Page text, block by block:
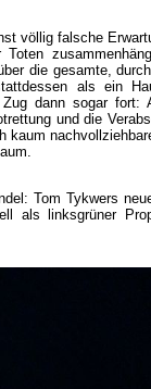
völlig falsche
die gesamte,
als ein
Zug dann sogar
und die
Tom Tykwers
als linksgrüner